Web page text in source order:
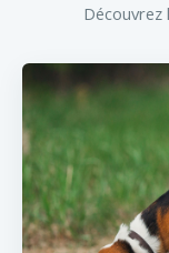
Découvrez